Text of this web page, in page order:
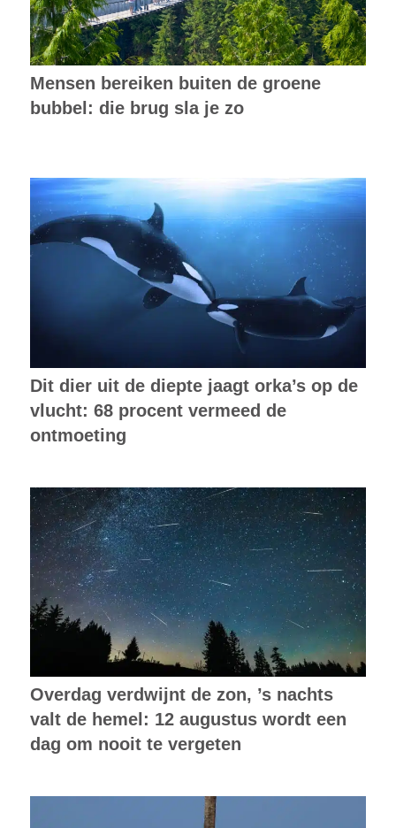
Mensen bereiken buiten de groene
bubbel: die brug sla je zo
Dit dier uit de diepte jaagt orka’s op de
vlucht: 68 procent vermeed de
ontmoeting
Overdag verdwijnt de zon, ’s nachts
valt de hemel: 12 augustus wordt een
dag om nooit te vergeten